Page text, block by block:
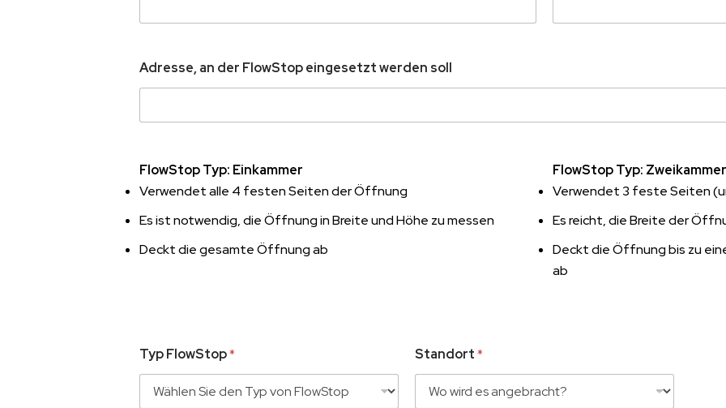
Adresse, an der FlowStop eingesetzt werden soll
FlowStop Typ: Einkammer
Verwendet alle 4 festen Seiten der Öffnung
Es ist notwendig, die Öffnung in Breite und Höhe zu messen
Deckt die gesamte Öffnung ab
FlowStop Typ: Zweikammer
Verwendet 3 feste Seiten
Es reicht, die Breite der
Deckt die Öffnung bis zu
ab
Typ FlowStop* Standort*